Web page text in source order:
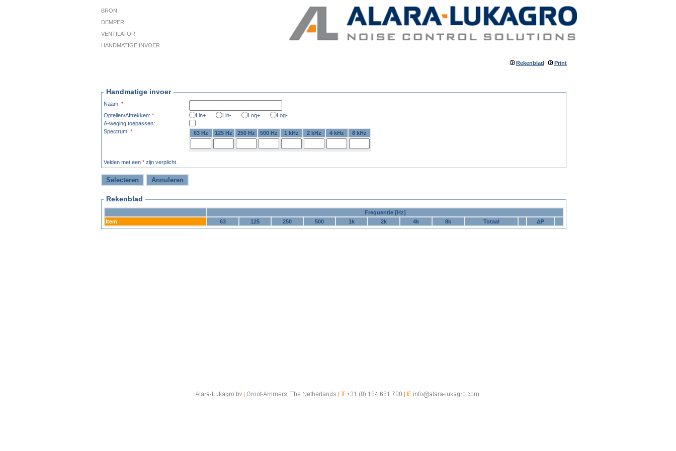
BRON
DEMPER
VENTILATOR
HANDMATIGE INVOER
Rekenblad Print
Handmatige invoer
Naam: *
Optellen/Aftrekken: * Lin+ Lin- Log+
Log-
A-weging toepassen:
Spectrum: * 63 Hz 125 Hz 250 Hz 500 Hz 1 kHz 2 kHz 4 kHz 8 kHz
Velden met een * zijn verplicht.
Rekenblad
Frequentie [Hz]
Item
63 125 250 500 1k 2k 4k 8k Totaal ΔP